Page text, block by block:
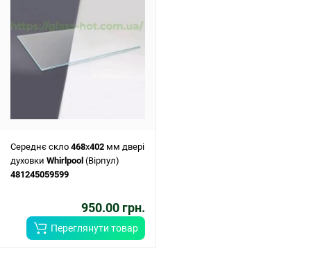
Середнє скло 468x402 мм двері
духовки Whirlpool (Вірпул)
481245059599
950.00 грн.
Переглянути товар